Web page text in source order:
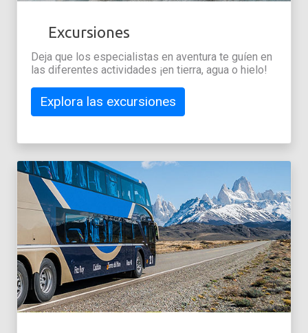
Excursiones
Deja que los especialistas en aventura te guíen en
las diferentes actividades ¡en tierra, agua o hielo!
Explora las excursiones